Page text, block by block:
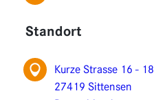
Funktionen
Erweiterungen
Standort
Kurze Strasse 16 - 18
27419 Sittensen